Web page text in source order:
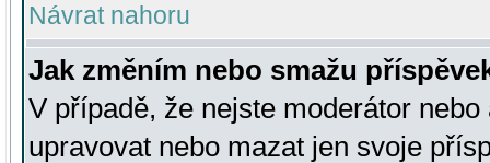
Návrat nahoru
Jak změním nebo smažu
V případě, že nejste moderátor
upravovat nebo mazat jen svoje